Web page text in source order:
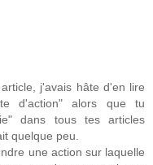
j'avais hâte d'en lire
d'action" alors que tu
dans tous tes articles
quelque peu.
une action sur laquelle